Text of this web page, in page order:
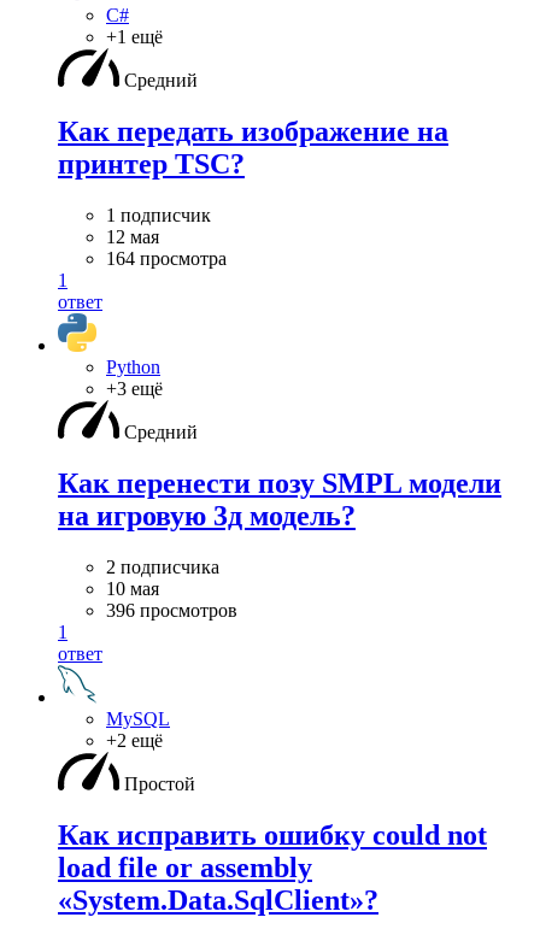
C#
+1 ещё
Средний
Как передать изображение на
принтер TSC?
1 подписчик
12 мая
164 просмотра
1
ответ
Python
+3 ещё
Средний
Как перенести позу SMPL модели
на игровую 3д модель?
2 подписчика
10 мая
396 просмотров
1
ответ
MySQL
+2 ещё
Простой
Как исправить ошибку could not
load file or assembly
«System.Data.SqlClient»?